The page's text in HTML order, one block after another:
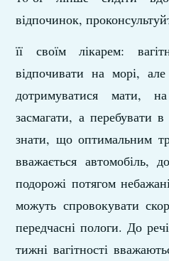
відпочинок,
її своїм лікарем:
відпочивати на морі,
дотримуватися мати,
засмагати, а перебувати
знати, що оптимальним
вважається автомобіль,
подорожі потягом
можуть спровокувати
передчасні пологи. До
тижні вагітності